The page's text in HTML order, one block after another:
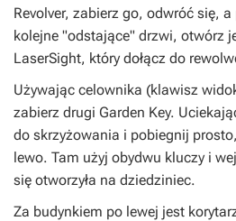
Revolver, zabierz go, odwróć się,
kolejne "odstające" drzwi, otwórz
LaserSight, który dołącz do
Używając celownika (klawisz
zabierz drugi Garden Key.
do skrzyżowania i pobiegnij
lewo. Tam użyj obydwu kluczy i
się otworzyła na dziedziniec.
Za budynkiem po lewej jest